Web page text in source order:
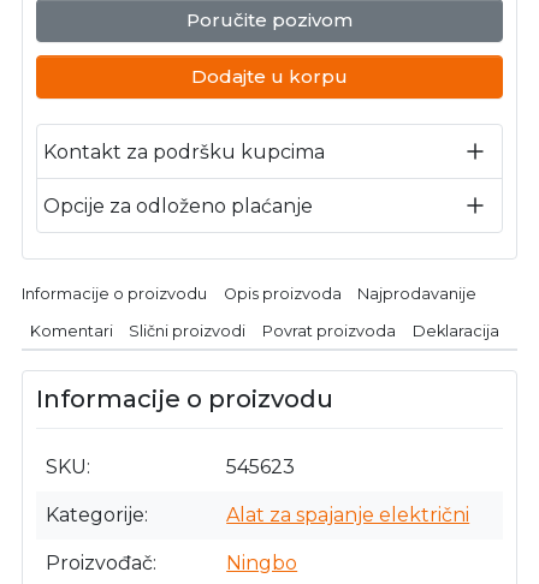
Poručite pozivom
Dodajte u korpu
Kontakt za podršku kupcima
Opcije za odloženo plaćanje
Informacije o proizvodu Opis proizvoda Najprodavanije
Komentari Slični proizvodi Povrat proizvoda Deklaracija
Informacije o proizvodu
SKU 545623
Kategorije Alat za spajanje električni
Proizvođač Ningbo